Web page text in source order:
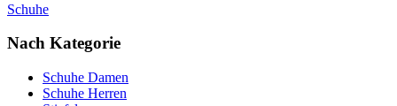
Schuhe
Nach Kategorie
Schuhe Damen
Schuhe Herren